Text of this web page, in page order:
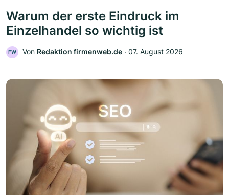
Warum der erste Eindruck im
Einzelhandel so wichtig ist
FW Von Redaktion firmenweb.de ‧ 07. August 2026